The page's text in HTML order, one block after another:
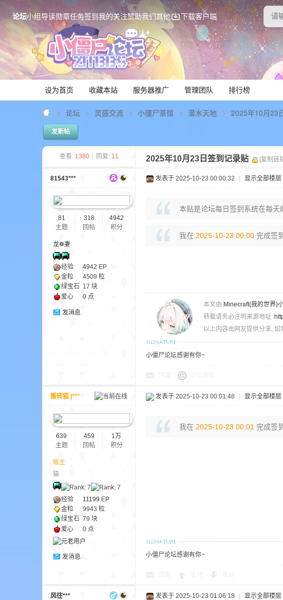
论坛小组导读勋章任务签到我的关注赞助我们其他 下载客户端
设为首页 收藏本站 服务器推广 管理团队 排行榜
论坛 灵感交流 小僵尸茶馆 灌水天地 2025年10月23
发新帖
查看: 1380 回复: 11 2025年10月23日签到记录贴 [复制链
81543***
81
主题
318
回帖
4942
积分
龙❁妻
经验 4942 EP
金粒
4509 粒
绿宝石 17 块
爱心
0 点
发消息
发表于 2025-10-23 00:00:32 显示全部楼层
本贴是论坛每日签到系统在每天
我在 2025-10-23 00:00 完成签
本文由 Minecraft(我的世界)
转载请务必注明来源地址:
以上内容由网友提供分享,
小僵尸论坛感谢有你~
搬砖狐 |***
639
主题
459
回帖
1万
积分
版主
猫
经验 11199 EP
金粒
9943 粒
绿宝石 79 块
爱心
0 点
发消息
发表于 2025-10-23 00:01:48 显示全部楼层
我在 2025-10-23 00:01 完成签
小僵尸论坛感谢有你~
风往*** 发表于 2025-10-23 01:06:18 显示全部楼层